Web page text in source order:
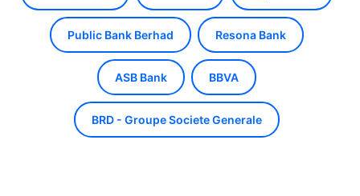
Public Bank Berhad Resona Bank
ASB Bank BBVA
BRD - Groupe Societe Generale